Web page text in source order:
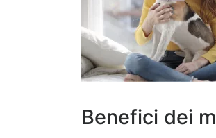
Benefici dei